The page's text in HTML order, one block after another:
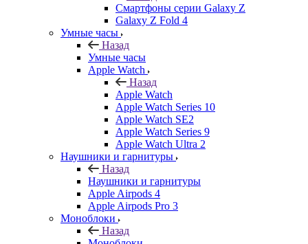
Смартфоны серии Galaxy Z
Galaxy Z Fold 4
Умные часы
Назад
Умные часы
Apple Watch
Назад
Apple Watch
Apple Watch Series 10
Apple Watch SE2
Apple Watch Series 9
Apple Watch Ultra 2
Наушники и гарнитуры
Назад
Наушники и гарнитуры
Apple Airpods 4
Apple Airpods Pro 3
Моноблоки
Назад